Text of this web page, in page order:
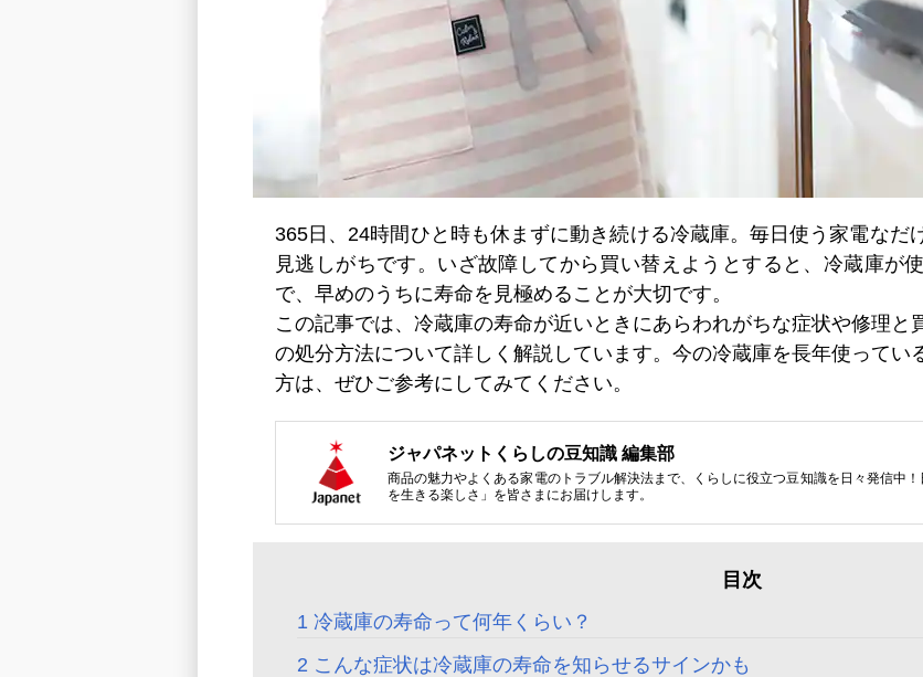
365日、24時間ひと時も休まずに動き続ける冷蔵庫。毎日使う家電なだ
見逃しがちです。いざ故障してから買い替えようとすると、冷蔵庫が
で、早めのうちに寿命を見極めることが大切です。
この記事では、冷蔵庫の寿命が近いときにあらわれがちな症状や修理と
の処分方法について詳しく解説しています。今の冷蔵庫を長年使ってい
方は、ぜひご参考にしてみてください。
ジャパネットくらしの豆知識 編集部
商品の魅力やよくある家電のトラブル解決法まで、くらしに役立つ豆知識を日々発信中！
を生きる楽しさ」を皆さまにお届けします。
冷蔵庫の寿命って何年くらい？
こんな症状は冷蔵庫の寿命を知らせるサインかも